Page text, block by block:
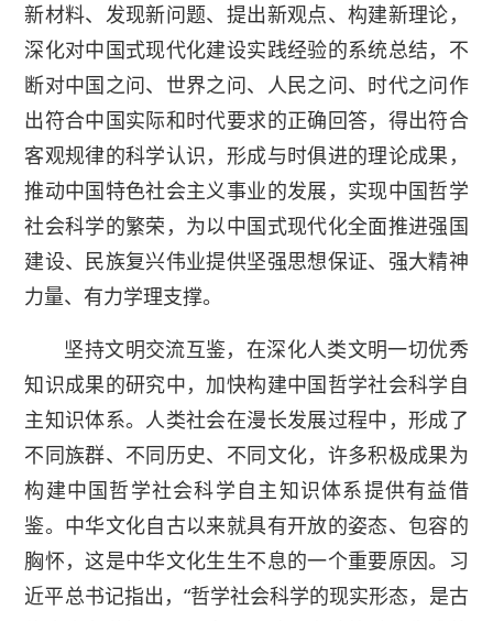
新材料、发现新问题、提出新观点、构建新理论，
深化对中国式现代化建设实践经验的系统总结，不
断对中国之问、世界之问、人民之问、时代之问作
出符合中国实际和时代要求的正确回答，得出符合
客观规律的科学认识，形成与时俱进的理论成果，
推动中国特色社会主义事业的发展，实现中国哲学
社会科学的繁荣，为以中国式现代化全面推进强国
建设、民族复兴伟业提供坚强思想保证、强大精神
力量、有力学理支撑。
坚持文明交流互鉴，在深化人类文明一切优秀
知识成果的研究中，加快构建中国哲学社会科学自
主知识体系。人类社会在漫长发展过程中，形成了
不同族群、不同历史、不同文化，许多积极成果为
构建中国哲学社会科学自主知识体系提供有益借
鉴。中华文化自古以来就具有开放的姿态、包容的
胸怀，这是中华文化生生不息的一个重要原因。习
近平总书记指出，“哲学社会科学的现实形态，是古